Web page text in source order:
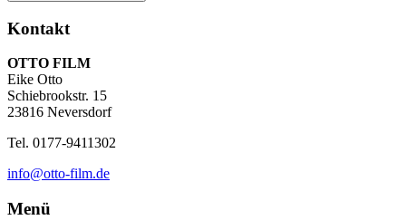
Kontakt
OTTO FILM
Eike Otto
Schiebrookstr. 15
23816 Neversdorf
Tel. 0177-9411302
info@otto-film.de
Menü